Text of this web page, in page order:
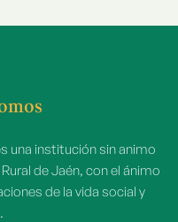
una institución sin animo
de Jaén, con el ánimo
de la vida social y